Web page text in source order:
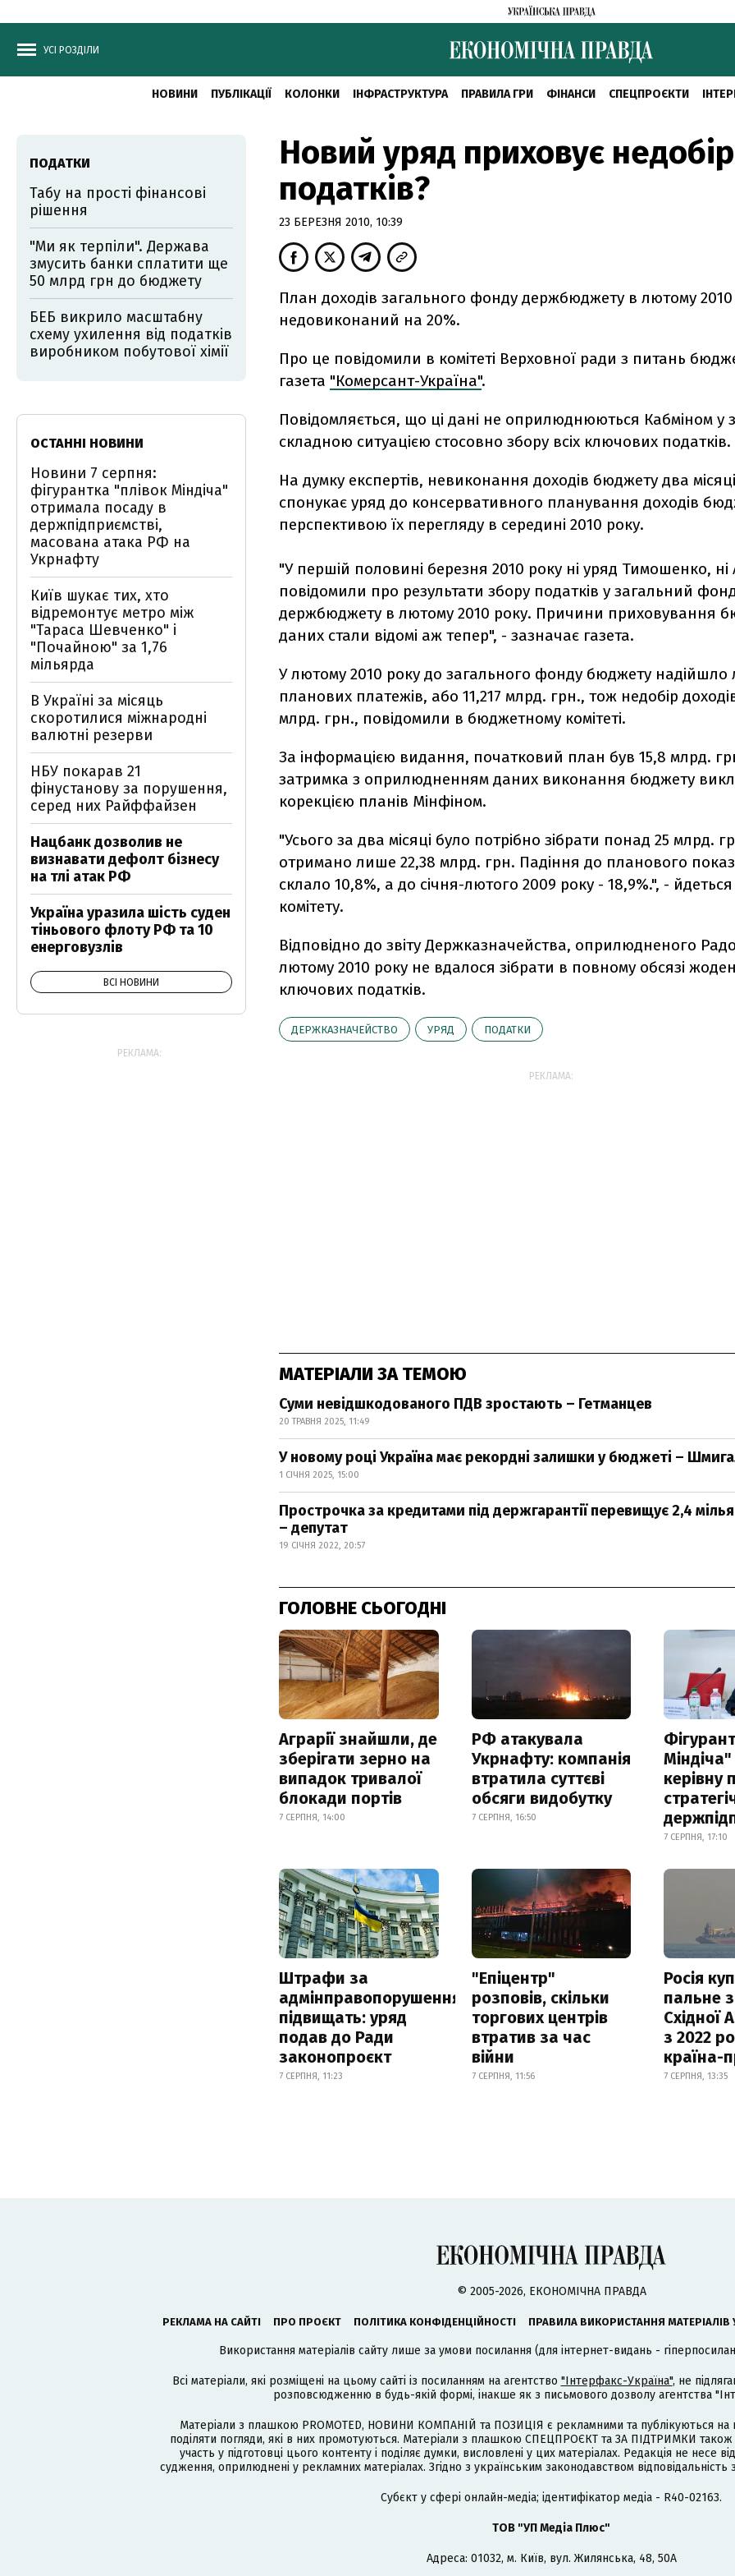
УСІ РОЗДІЛИ
НОВИНИ ПУБЛІКАЦІЇ КОЛОНКИ ІНФРАСТРУКТУРА ПРАВИЛА ГРИ ФІНАНСИ СПЕЦПРОЄКТИ
Новий уряд приховує недобір
податків?
23 БЕРЕЗНЯ 2010, 10:39
План доходів загального фонду держбюджету в лютому 2010
недовиконаний на 20%.
Про це повідомили в комітеті Верховної ради з питань
газета "Комерсант-Україна".
Повідомляється, що ці дані не оприлюднюються Кабміном у
складною ситуацією стосовно збору всіх ключових податків.
На думку експертів, невиконання доходів бюджету два
спонукає уряд до консервативного планування доходів
перспективою їх перегляду в середині 2010 року.
"У першій половині березня 2010 року ні уряд Тимошенко,
повідомили про результати збору податків у загальний
держбюджету в лютому 2010 року. Причини приховування
даних стали відомі аж тепер", - зазначає газета.
У лютому 2010 року до загального фонду бюджету надійшло
планових платежів, або 11,217 млрд. грн., тож недобір
млрд. грн., повідомили в бюджетному комітеті.
За інформацією видання, початковий план був 15,8 млрд.
затримка з оприлюдненням даних виконання бюджету
корекцією планів Мінфіном.
"Усього за два місяці було потрібно зібрати понад 25 млрд.
отримано лише 22,38 млрд. грн. Падіння до планового
склало 10,8%, а до січня-лютого 2009 року - 18,9%.", -
комітету.
Відповідно до звіту Держказначейства, оприлюдненого
лютому 2010 року не вдалося зібрати в повному обсязі жоден
ключових податків.
ДЕРЖКАЗНАЧЕЙСТВО УРЯД ПОДАТКИ
РЕКЛАМА:
МАТЕРІАЛИ ЗА ТЕМОЮ
Суми невідшкодованого ПДВ зростають – Гетманцев
20 ТРАВНЯ 2025, 11:49
У новому році Україна має рекордні залишки у бюджеті –
1 СІЧНЯ 2025, 15:00
Прострочка за кредитами під держгарантії перевищує 2,4
– депутат
19 СІЧНЯ 2022, 20:57
ГОЛОВНЕ СЬОГОДНІ
Аграрії знайшли, де
зберігати зерно на
випадок тривалої
блокади портів
7 СЕРПНЯ, 14:00
РФ атакувала
Укрнафту: компанія
втратила суттєві
обсяги видобутку
7 СЕРПНЯ, 16:50
керівну
7 СЕРПНЯ, 17:10
Штрафи за
адмінправопорушення
підвищать: уряд
подав до Ради
законопроєкт
7 СЕРПНЯ, 11:23
"Епіцентр"
розповів, скільки
торгових центрів
втратив за час
війни
7 СЕРПНЯ, 11:56
Росія
пальне
Східної
з 2022
країна-
7 СЕРПНЯ, 13:35
ПОДАТКИ
Табу на прості фінансові
рішення
"Ми як терпіли". Держава
змусить банки сплатити ще
50 млрд грн до бюджету
БЕБ викрило масштабну
схему ухилення від податків
виробником побутової хімії
ОСТАННІ НОВИНИ
Новини 7 серпня:
фігурантка "плівок Міндіча"
отримала посаду в
держпідприємстві,
масована атака РФ на
Укрнафту
Київ шукає тих, хто
відремонтує метро між
"Тараса Шевченко" і
"Почайною" за 1,76
мільярда
В Україні за місяць
скоротилися міжнародні
валютні резерви
НБУ покарав 21
фінустанову за порушення,
серед них Райффайзен
Нацбанк дозволив не
визнавати дефолт бізнесу
на тлі атак РФ
Україна уразила шість суден
тіньового флоту РФ та 10
енерговузлів
ВСІ НОВИНИ
РЕКЛАМА:
© 2005-2026, ЕКОНОМІЧНА ПРАВДА
РЕКЛАМА НА САЙТІ ПРО ПРОЄКТ ПОЛІТИКА КОНФІДЕНЦІЙНОСТІ ПРАВИЛА ВИКОРИСТАННЯ МАТЕРІАЛІВ
Використання матеріалів сайту лише за умови посилання (для інтернет-видань -
Всі матеріали, які розміщені на цьому сайті із посиланням на агентство "Інтерфакс-Україна", не
розповсюдженню в будь-якій формі, інакше як з письмового дозволу агентства
Матеріали з плашкою PROMOTED, НОВИНИ КОМПАНІЙ та ПОЗИЦІЯ є рекламними та публікуються на
поділяти погляди, які в них промотуються. Матеріали з плашкою СПЕЦПРОЄКТ та ЗА ПІДТРИМКИ
участь у підготовці цього контенту і поділяє думки, висловлені у цих матеріалах. Редакція не несе
судження, оприлюднені у рекламних матеріалах. Згідно з українським законодавством
Cубєкт у сфері онлайн-медіа; ідентифікатор медіа - R40-02163.
ТОВ "УП Медіа Плюс"
Адреса: 01032, м. Київ, вул. Жилянська, 48, 50А